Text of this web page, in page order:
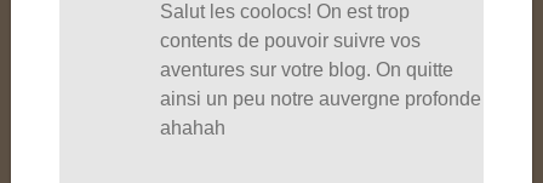
Salut les coolocs! On est trop
contents de pouvoir suivre vos
aventures sur votre blog. On quitte
ainsi un peu notre auvergne profonde
ahahah